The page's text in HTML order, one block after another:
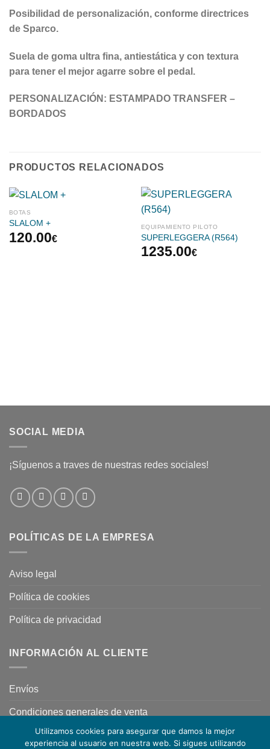
Posibilidad de personalización, conforme directrices
de Sparco.
Suela de goma ultra fina, antiestática y con textura
para tener el mejor agarre sobre el pedal.
PERSONALIZACIÓN: ESTAMPADO TRANSFER –
BORDADOS
PRODUCTOS RELACIONADOS
BOTAS
SLALOM +
120.00€
EQUIPAMIENTO PILOTO
SUPERLEGGERA (R564)
1235.00€
SOCIAL MEDIA
¡Síguenos a traves de nuestras redes sociales!
POLÍTICAS DE LA EMPRESA
Aviso legal
Política de cookies
Política de privacidad
INFORMACIÓN AL CLIENTE
Envíos
Condiciones generales de venta
Utilizamos cookies para asegurar que damos la mejor
experiencia al usuario en nuestra web. Si sigues utilizando